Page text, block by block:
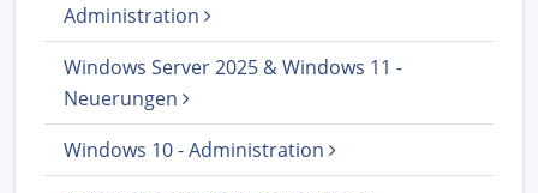
Administration
Windows Server 2025 & Windows 11 -
Neuerungen
Windows 10 - Administration